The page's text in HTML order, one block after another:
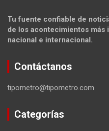
Tu fuente confiable de
de los acontecimientos más
nacional e internacional.
Contáctanos
tipometro@tipometro.com
Categorías